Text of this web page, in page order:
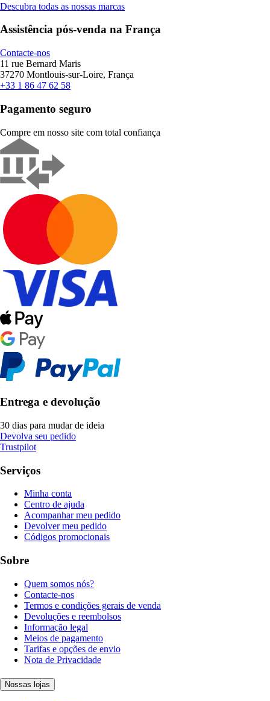
Descubra todas as nossas marcas
Assistência pós-venda na França
Contacte-nos
11 rue Bernard Maris
37270 Montlouis-sur-Loire, França
+33 1 86 47 62 58
Pagamento seguro
Compre em nosso site com total confiança
Entrega e devolução
30 dias para mudar de ideia
Devolva seu pedido
Trustpilot
Serviços
Minha conta
Centro de ajuda
Acompanhar meu pedido
Devolver meu pedido
Códigos promocionais
Sobre
Quem somos nós?
Contacte-nos
Termos e condições gerais de venda
Devoluções e reembolsos
Informação legal
Meios de pagamento
Tarifas e opções de envio
Nota de Privacidade
Nossas lojas